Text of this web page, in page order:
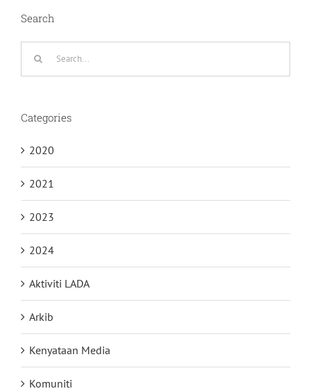
Search
Categories
2020
2021
2023
2024
Aktiviti LADA
Arkib
Kenyataan Media
Komuniti